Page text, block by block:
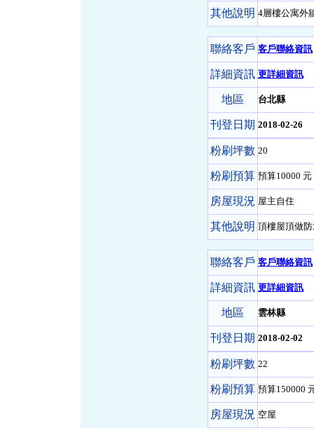
其他說明 4層樓公寓外
聯絡客戶 客戶聯絡資訊
詳細資訊 更詳細資訊
地區 台北縣
刊登日期 2018-02-26
粉刷坪數 20
粉刷預算 預算10000 元
房屋現況 屋主自住
其他說明 頂樓屋頂做
聯絡客戶 客戶聯絡資訊
詳細資訊 更詳細資訊
地區 雲林縣
刊登日期 2018-02-02
粉刷坪數 22
粉刷預算 預算150000
房屋現況 空屋